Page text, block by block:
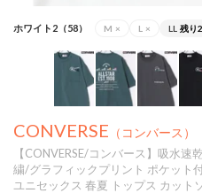
ホワイト2（58） M × L × LL 残り
CONVERSE （コンバース）
【CONVERSE/コンバース】吸水
繍/グラフィックプリント ポケット
ユニセックス 春夏 トップス カット